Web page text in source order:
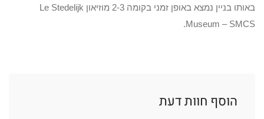
באותו בניין נמצא באופן זמני בקומה 2-3 מוזיאון Le Stedelijk
Museum – SMCS.
הוסף חוות דעת